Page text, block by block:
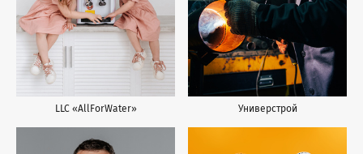
LLC «AllForWater» Универстрой